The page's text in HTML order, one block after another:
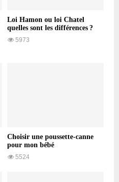
Loi Hamon ou loi Chatel
quelles sont les différences ?
5973
Choisir une poussette-canne
pour mon bébé
5524